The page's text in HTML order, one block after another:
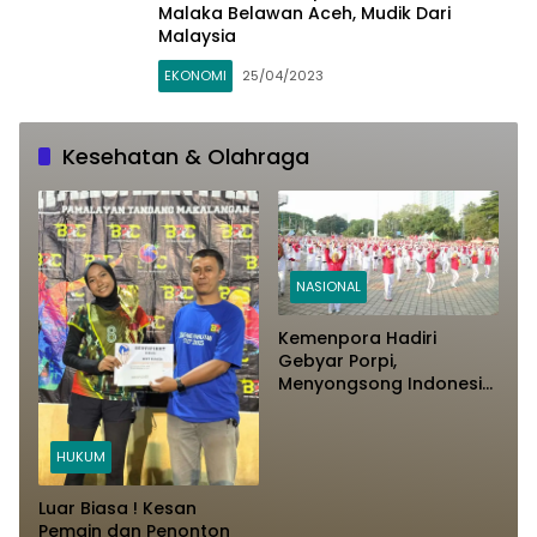
Malaka Belawan Aceh, Mudik Dari
Malaysia
EKONOMI 25/04/2023
Kesehatan & Olahraga
HUKUM
Luar Biasa ! Kesan
Pemain dan Penonton
NASIONAL
Kemenpora Hadiri
Gebyar Porpi,
Menyongsong Indonesia